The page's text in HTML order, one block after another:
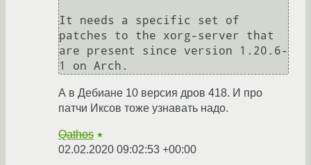
It needs a specific set of
patches to the xorg-server that
are present since version 1.20.6-
А в Дебиане 10 версия дров 418. И про
патчи Иксов тоже узнавать надо.
Qathos ★
02.02.2020 09:02:53 +00:00